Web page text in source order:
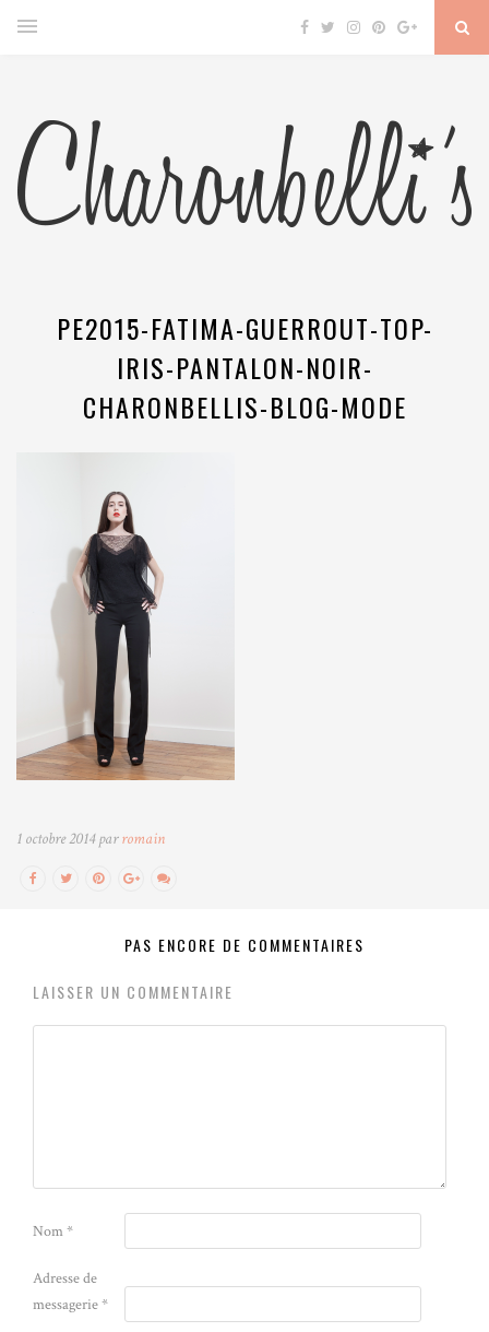
PE2015-FATIMA-GUERROUT-TOP-
IRIS-PANTALON-NOIR-
CHARONBELLIS-BLOG-MODE
1 octobre 2014 parromain
PAS ENCORE DE COMMENTAIRES
LAISSER UN COMMENTAIRE
Nom*
Adresse de
messagerie*